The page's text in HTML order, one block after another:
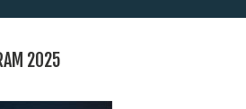
2025